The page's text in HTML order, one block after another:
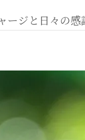
ージと日々の感